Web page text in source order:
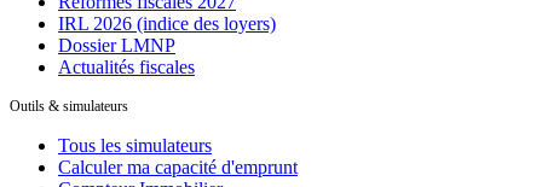
IRL 2026 (indice des loyers)
Dossier LMNP
Actualités fiscales
Outils & simulateurs
Tous les simulateurs
Calculer ma capacité d'emprunt